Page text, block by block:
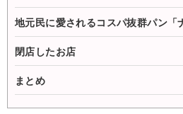
地元民に愛されるコスパ抜群パン「
閉店したお店
まとめ